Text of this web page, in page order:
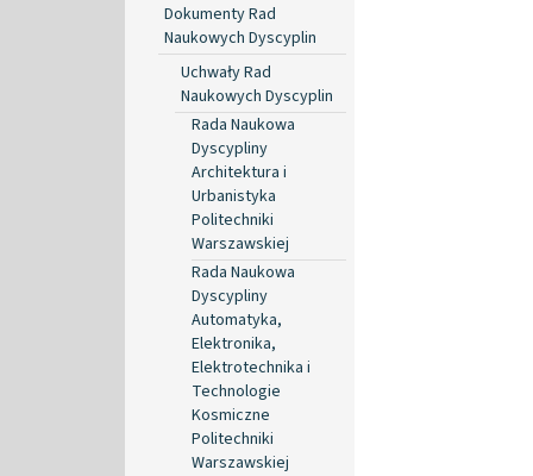
Dokumenty Rad
Naukowych Dyscyplin
Uchwały Rad
Naukowych Dyscyplin
Rada Naukowa
Dyscypliny
Architektura i
Urbanistyka
Politechniki
Warszawskiej
Rada Naukowa
Dyscypliny
Automatyka,
Elektronika,
Elektrotechnika i
Technologie
Kosmiczne
Politechniki
Warszawskiej